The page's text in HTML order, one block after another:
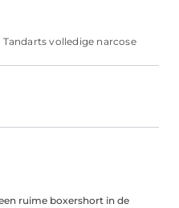
Tandarts volledige narcose
ruime boxershort in de